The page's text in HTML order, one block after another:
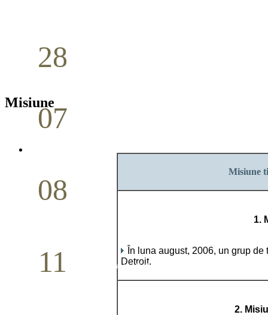
28
07
08
11 Conferință pastorală (Detroit)
Misiune
Misiune
1.
În luna august, 2006, un grup
Detroit.
2.